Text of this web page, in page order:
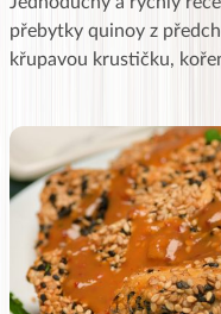
přebytky quinoy z
křupavou krustičku,